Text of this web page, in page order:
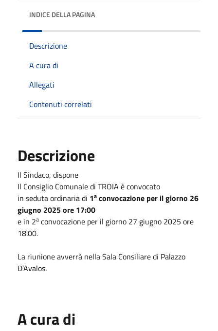
INDICE DELLA PAGINA
Descrizione
A cura di
Allegati
Contenuti correlati
Descrizione
Il Sindaco, dispone
Il Consiglio Comunale di TROIA è convocato
in seduta ordinaria di 1a convocazione per il giorno 26
giugno 2025 ore 17:00
e in 2a convocazione per il giorno 27 giugno 2025 ore
18.00.
La riunione avverrà nella Sala Consiliare di Palazzo
D’Avalos.
A cura di